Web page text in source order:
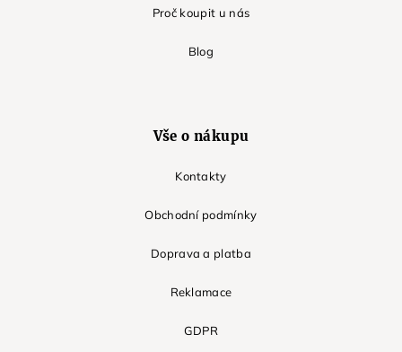
Proč koupit u nás
Blog
Vše o nákupu
Kontakty
Obchodní podmínky
Doprava a platba
Reklamace
GDPR